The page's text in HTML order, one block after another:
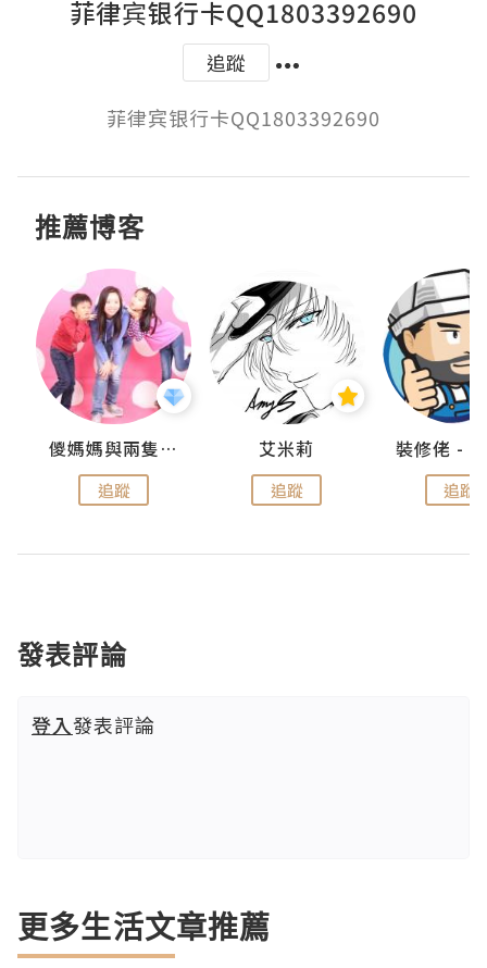
菲律宾银行卡QQ1803392690
追蹤
菲律宾银行卡QQ1803392690
推薦博客
儍媽媽與兩隻小魔怪之家
追蹤
艾米莉
追蹤 追蹤
發表評論
登入發表評論
更多生活文章推薦